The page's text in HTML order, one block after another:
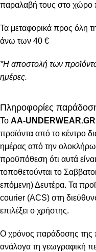
παραλαβή τους στο χώρο
Τα μεταφορικά προς όλη
άνω των 40 €
*Η αποστολή των
ημέρες.
Πληροφορίες
To AA-UNDERWEAR.GR
προϊόντα από το κέντρο
ημέρας από την
προϋπόθεση ότι αυτά
τοποθετούνται το
επόμενη) Δευτέρα. Τα
courier (ACS) στη
επιλέξει ο χρήστης.
Ο χρόνος παράδοσης της
ανάλογα τη γεωγραφική